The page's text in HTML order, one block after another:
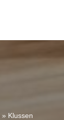
» Klussen